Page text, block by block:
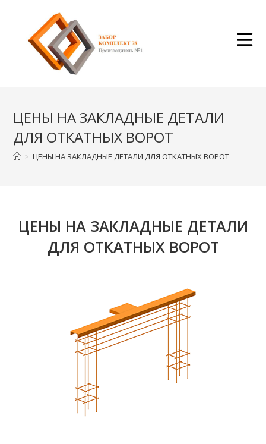
содержимому
ЦЕНЫ НА ЗАКЛАДНЫЕ ДЕТАЛИ
ДЛЯ ОТКАТНЫХ ВОРОТ
> ЦЕНЫ НА ЗАКЛАДНЫЕ ДЕТАЛИ ДЛЯ ОТКАТНЫХ ВОРОТ
ЦЕНЫ НА ЗАКЛАДНЫЕ ДЕТАЛИ
ДЛЯ ОТКАТНЫХ ВОРОТ